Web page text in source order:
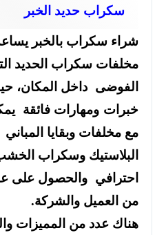
سكراب حديد الخبر
شراء سكراب بالخبر
مخلفات سكراب الحديد
الفوضى داخل المكان،
خبرات ومهارات فائقة
مع مخلفات وبقايا
البلاستيك وسكراب
احترافي والحصول على
من العميل والشركة.
هناك عدد من المميزات